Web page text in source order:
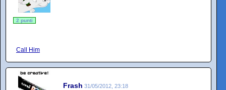
2 punti
Call Him
Frash 31/05/2012, 23:18